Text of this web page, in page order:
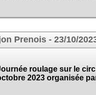
Prenois - 23/10/
roulage sur le
2023 organisée